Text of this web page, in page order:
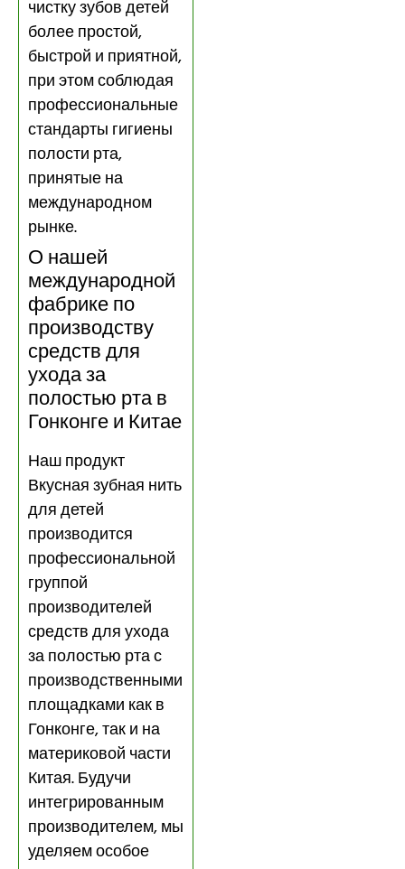
чистку зубов детей
более простой,
быстрой и приятной,
при этом соблюдая
профессиональные
стандарты гигиены
полости рта,
принятые на
международном
рынке.
О нашей
международной
фабрике по
производству
средств для
ухода за
полостью рта в
Гонконге и Китае
Наш продукт
Вкусная зубная нить
для детей
производится
профессиональной
группой
производителей
средств для ухода
за полостью рта с
производственными
площадками как в
Гонконге, так и на
материковой части
Китая. Будучи
интегрированным
производителем, мы
уделяем особое